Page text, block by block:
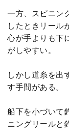
一方、スピニン
したときリール
心が手よりも下
がしやすい。
しかし道糸を出
す手間がある。
船下を小づいて
ニングリールと